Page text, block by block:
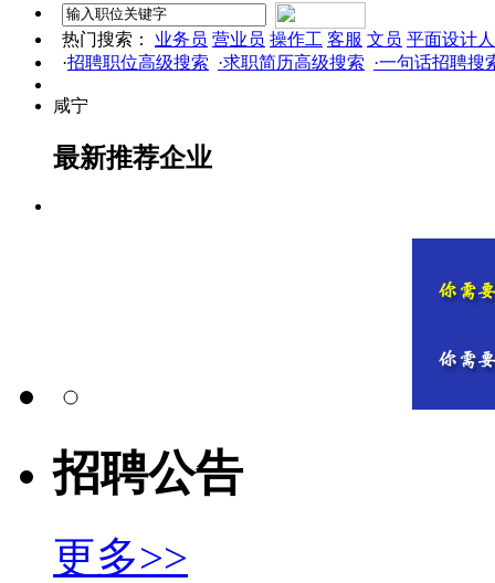
热门搜索： 业务员 营业员 操作工 客服 文员 平面设计
·招聘职位高级搜索 ·求职简历高级搜索 ·一句话招聘搜
咸宁
最新推荐企业
招聘公告
更多>>